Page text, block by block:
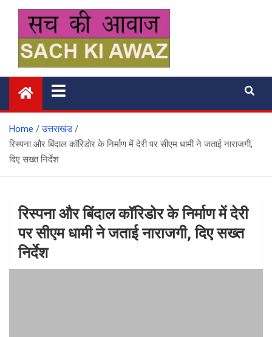
content
सच की आवाज
Home
उत्तराखंड
रिस्पना और बिंदाल कॉरिडोर के निर्माण में देरी पर सीएम धामी ने जताई नाराजगी,
दिए सख्त निर्देश
रिस्पना और बिंदाल कॉरिडोर के निर्माण में देरी
पर सीएम धामी ने जताई नाराजगी, दिए सख्त
निर्देश